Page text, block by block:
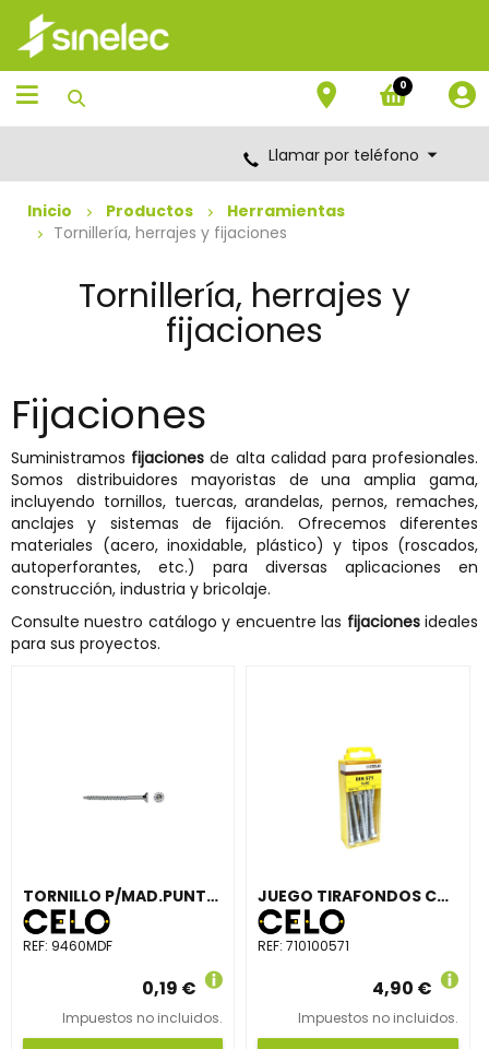
Saltar
contenido
Saltar
menú
de
navegación
0
Llamar por teléfono
Inicio Productos
Herramientas
Tornillería, herrajes y fijaciones
Tornillería, herrajes y
fijaciones
Fijaciones
Suministramos fijaciones de alta calidad para profesionales.
Somos distribuidores mayoristas de una amplia gama,
incluyendo tornillos, tuercas, arandelas, pernos, remaches,
anclajes y sistemas de fijación. Ofrecemos diferentes
materiales (acero, inoxidable, plástico) y tipos (roscados,
autoperforantes, etc.) para diversas aplicaciones en
construcción, industria y bricolaje.
Consulte nuestro catálogo y encuentre las fijacionesideales
para sus proyectos.
TORNILLO P/MAD.PUNTA BROCA SIT® ø4x60mm ACE.CINC.5µm CRVI+LUBRICADO 500 U.
REF: 9460MDF
0,19 €
Impuestos no incluidos.
JUEGO TIRAFONDOS CABEZA HEXAGONAL DIN571 10x100 CINCADO (2 UNIDADES)
REF:710100571
4,90 €
Impuestos no incluidos.